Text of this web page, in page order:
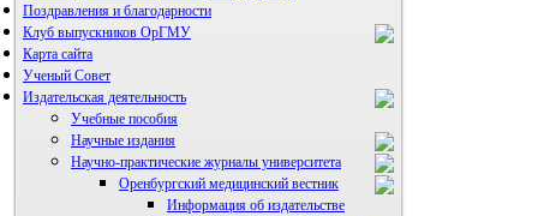
Поздравления и благодарности
Клуб выпускников ОрГМУ
Карта сайта
Ученый Совет
Издательская деятельность
Учебные пособия
Научные издания
Научно-практические журналы университета
Оренбургский медицинский вестник
Информация об издательстве